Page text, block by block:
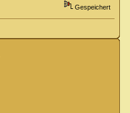
Gespeichert